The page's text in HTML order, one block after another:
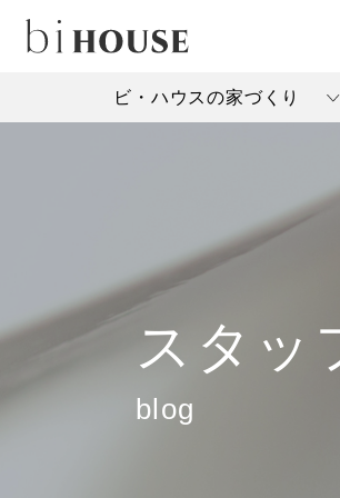
ビ・ハウスの家づくり
スタッ
blog